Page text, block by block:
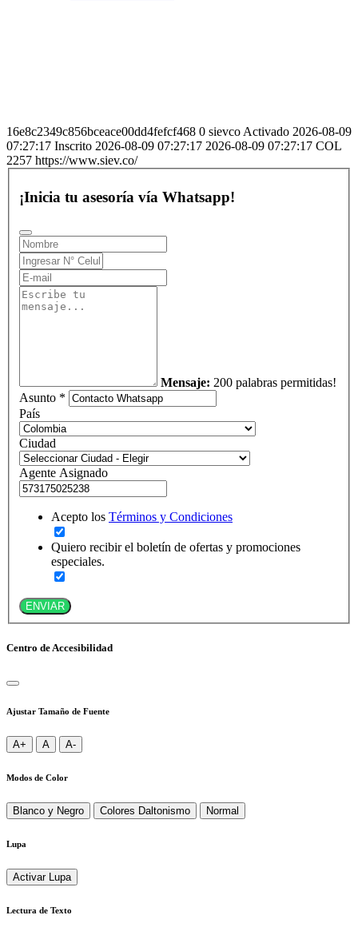
16e8c2349c856bceace00dd4fefcf468 0 sievco Activado 2026-08-09
07:27:17 Inscrito 2026-08-09 07:27:17 2026-08-09 07:27:17 COL
2257 https://www.siev.co/
¡Inicia tu asesoría vía Whatsapp!
Mensaje: 200 palabras permitidas!
Asunto *
País
Ciudad
Agente Asignado
Acepto los Términos y Condiciones
Quiero recibir el boletín de ofertas y promociones
especiales.
ENVIAR
Centro de Accesibilidad
Ajustar Tamaño de Fuente
A+ A A-
Modos de Color
Blanco y Negro Colores Daltonismo Normal
Lupa
Activar Lupa
Lectura de Texto